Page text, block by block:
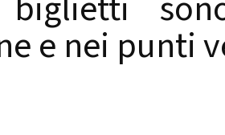
e nei punti